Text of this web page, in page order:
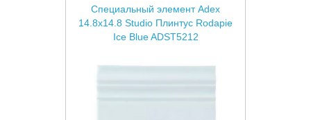
Специальный элемент Adex
14.8x14.8 Studio Плинтус Rodapie
Ice Blue ADST5212